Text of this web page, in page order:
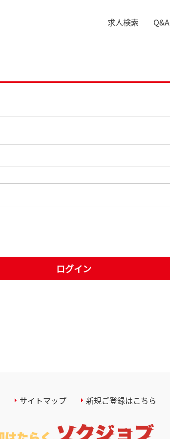
求人検索 Q&A
ログイン
サイトマップ 新規ご登録はこちら